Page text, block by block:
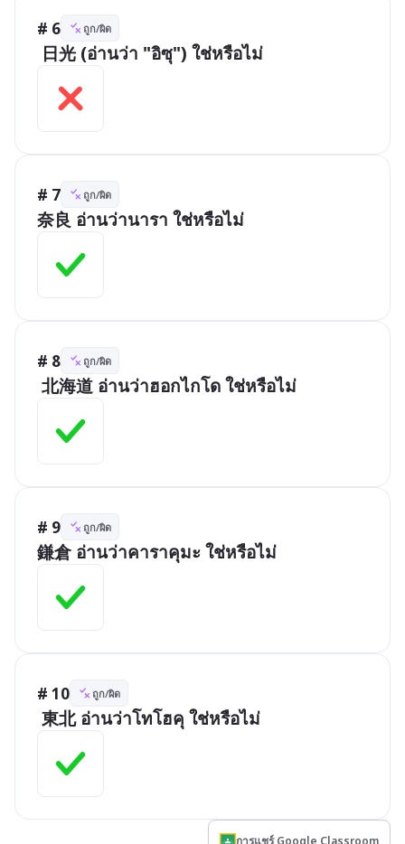
# 6 ถูก/ผิด
日光 (อ่านว่า "อิซุ") ใช่หรือไม่
# 7 ถูก/ผิด
奈良 อ่านว่านารา ใช่หรือไม่
# 8 ถูก/ผิด
北海道 อ่านว่าฮอกไกโด ใช่หรือไม่
# 9 ถูก/ผิด
鎌倉 อ่านว่าคาราคุมะ ใช่หรือไม่
# 10 ถูก/ผิด
東北 อ่านว่าโทโฮคุ ใช่หรือไม่
การแชร์ Google Classroom